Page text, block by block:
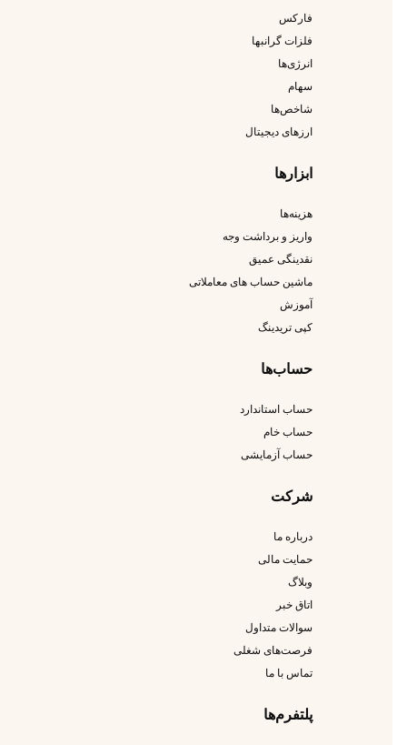
فارکس
فلزات گرانبها
انرژی‌ها
سهام
شاخص‌ها
ارزهای دیجیتال
ابزارها
هزینه‌ها
واریز و برداشت وجه
نقدینگی عمیق
ماشین حساب های معاملاتی
آموزش
کپی تریدینگ
حساب‌ها
حساب استاندارد
حساب خام
حساب آزمایشی
شرکت
درباره ما
حمایت مالی
وبلاگ
اتاق خبر
سوالات متداول
فرصت‌های شغلی
تماس با ما
پلتفرم‌ها